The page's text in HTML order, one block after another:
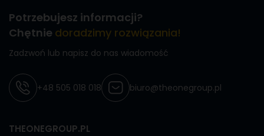
Potrzebujesz informacji?
Chętnie doradzimy rozwiązania!
Zadzwoń lub napisz do nas wiadomość
+48 505 018 018 biuro@theonegroup.pl
THEONEGROUP.PL